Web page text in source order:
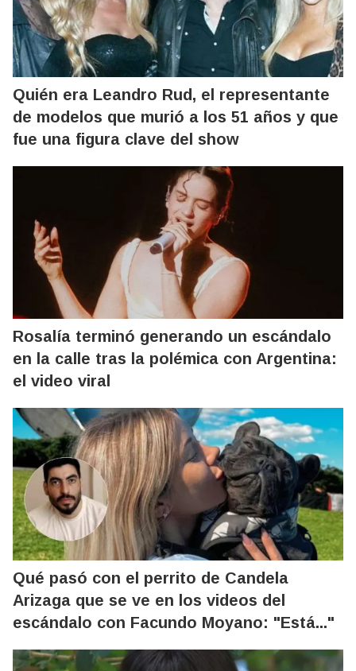
Quién era Leandro Rud, el representante
de modelos que murió a los 51 años y que
fue una figura clave del show
Rosalía terminó generando un escándalo
en la calle tras la polémica con Argentina:
el video viral
Qué pasó con el perrito de Candela
Arizaga que se ve en los videos del
escándalo con Facundo Moyano: "Está..."